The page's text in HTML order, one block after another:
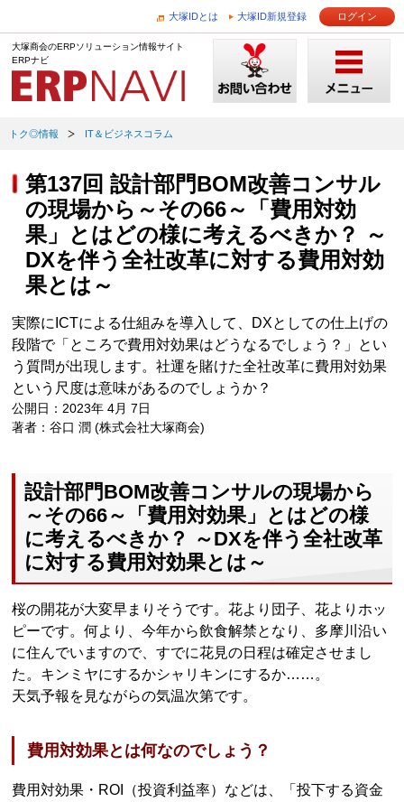
大塚IDとは 大塚ID新規登録 ログイン
大塚商会のERPソリューション情報サイト
ERPナビ
トク◎情報 IT＆ビジネスコラム
第137回 設計部門BOM改善コンサル
の現場から～その66～「費用対効
果」とはどの様に考えるべきか？ ～
DXを伴う全社改革に対する費用対効
果とは～
実際にICTによる仕組みを導入して、DXとしての仕上げの
段階で「ところで費用対効果はどうなるでしょう？」とい
う質問が出現します。社運を賭けた全社改革に費用対効果
という尺度は意味があるのでしょうか？
公開日：2023年 4月 7日
著者：谷口 潤 (株式会社大塚商会)
設計部門BOM改善コンサルの現場から
～その66～「費用対効果」とはどの様
に考えるべきか？ ～DXを伴う全社改革
に対する費用対効果とは～
桜の開花が大変早まりそうです。花より団子、花よりホッ
ピーです。何より、今年から飲食解禁となり、多摩川沿い
に住んでいますので、すでに花見の日程は確定させまし
た。キンミヤにするかシャリキンにするか……。
天気予報を見ながらの気温次第です。
費用対効果とは何なのでしょう？
費用対効果・ROI（投資利益率）などは、「投下する資金